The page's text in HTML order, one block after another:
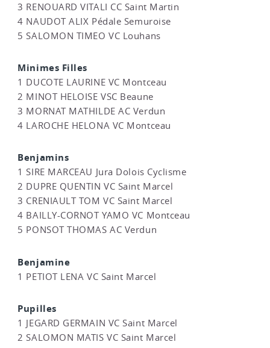
3 RENOUARD VITALI CC Saint Martin
4 NAUDOT ALIX Pédale Semuroise
5 SALOMON TIMEO VC Louhans
Minimes Filles
1 DUCOTE LAURINE VC Montceau
2 MINOT HELOISE VSC Beaune
3 MORNAT MATHILDE AC Verdun
4 LAROCHE HELONA VC Montceau
Benjamins
1 SIRE MARCEAU Jura Dolois Cyclisme
2 DUPRE QUENTIN VC Saint Marcel
3 CRENIAULT TOM VC Saint Marcel
4 BAILLY-CORNOT YAMO VC Montceau
5 PONSOT THOMAS AC Verdun
Benjamine
1 PETIOT LENA VC Saint Marcel
Pupilles
1 JEGARD GERMAIN VC Saint Marcel
2 SALOMON MATIS VC Saint Marcel